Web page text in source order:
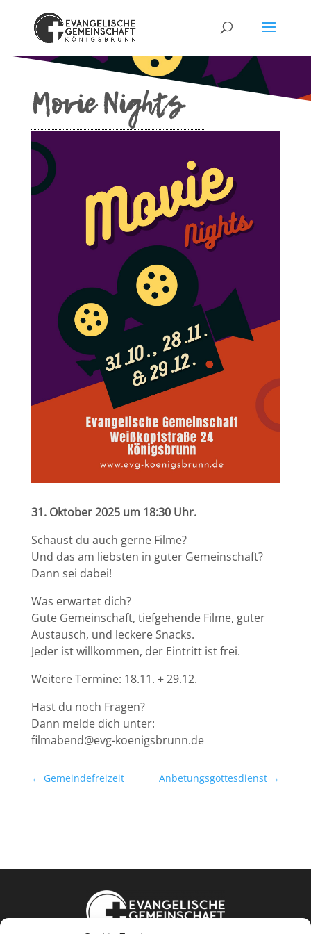
Movie Nights
31. Oktober 2025 um 18:30 Uhr.
Schaust du auch gerne Filme?
Und das am liebsten in guter Gemeinschaft?
Dann sei dabei!
Was erwartet dich?
Gute Gemeinschaft, tiefgehende Filme, guter
Austausch, und leckere Snacks.
Jeder ist willkommen, der Eintritt ist frei.
Weitere Termine: 18.11. + 29.12.
Hast du noch Fragen?
Dann melde dich unter:
filmabend@evg-koenigsbrunn.de
← Gemeindefreizeit Anbetungsgottesdienst →